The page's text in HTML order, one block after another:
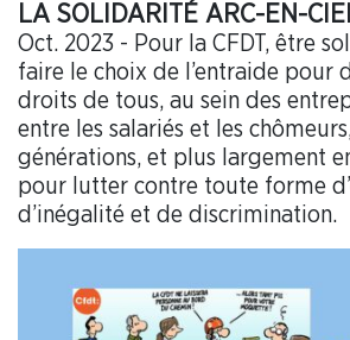
LA SOLIDARITÉ ARC-EN-
Oct. 2023 - Pour la CFDT, être
faire le choix de l’entraide pour
droits de tous, au sein des
entre les salariés et les
générations, et plus largement
pour lutter contre toute forme
d’inégalité et de discrimination.